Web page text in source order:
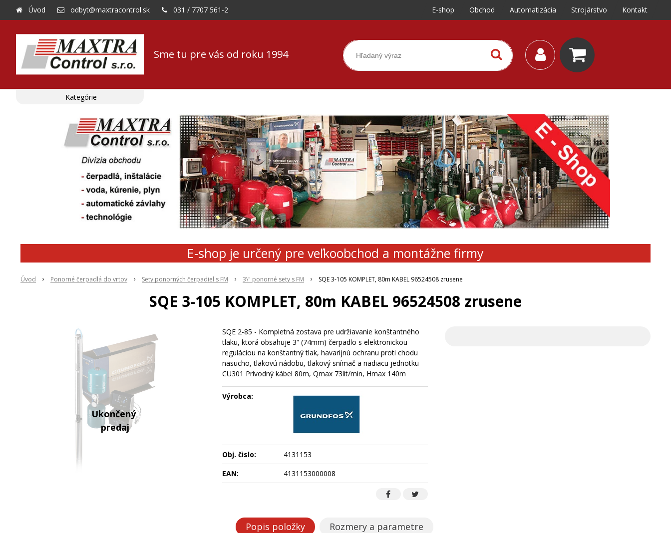
Sme tu pre vás od roku 1994
Úvod odbyt@maxtracontrol.sk 031 / 7707 561-2 E-shop Obchod Automatizácia Strojárstvo Kontakt
E-shop je určený pre veľkoobchod a montážne firmy
Úvod Ponorné čerpadlá do vrtov Sety ponorných čerpadiel s FM 3\" ponorné sety s FM SQE 3-105 KOMPLET, 80m KABEL 96524508 zrusene
SQE 3-105 KOMPLET, 80m KABEL 96524508 zrusene
SQE 2-85 - Kompletná zostava pre udržiavanie konštantného
tlaku, ktorá obsahuje 3“ (74mm) čerpadlo s elektronickou
reguláciou na konštantný tlak, havarijnú ochranu proti chodu
nasucho, tlakovú nádobu, tlakový snímač a riadiacu jednotku
CU301 Prívodný kábel 80m, Qmax 73lit/min, Hmax 140m
Výrobca:
Obj. čislo:
4131153
EAN:
4131153000008
Popis položky Rozmery a parametre
Kategórie